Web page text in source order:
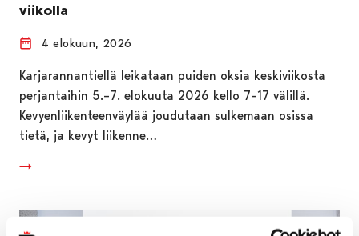
viikolla
4 elokuun, 2026
Karjarannantiellä leikataan puiden oksia keskiviikosta
perjantaihin 5.–7. elokuuta 2026 kello 7–17 välillä.
Kevyenliikenteenväylää joudutaan sulkemaan osissa
tietä, ja kevyt liikenne…